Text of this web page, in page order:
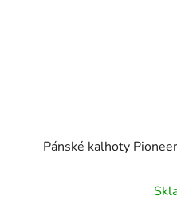
Pánské kalhoty